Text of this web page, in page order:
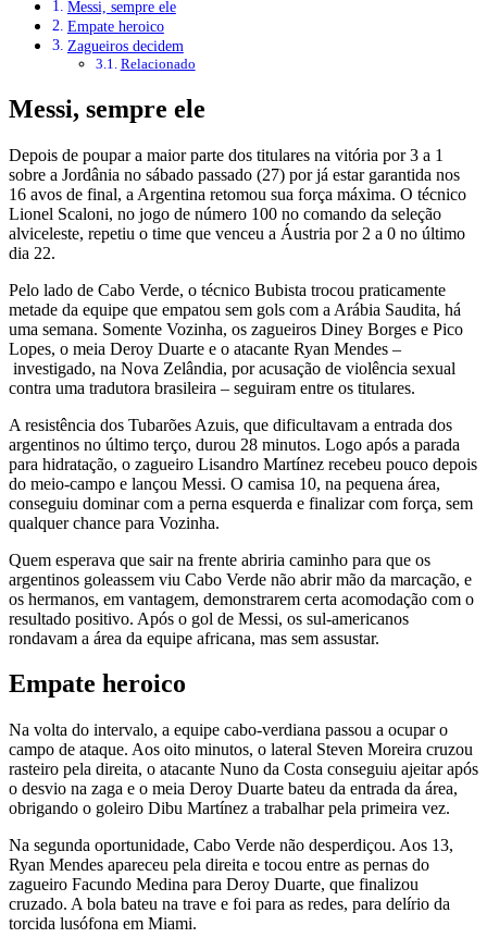
Messi, sempre ele
Empate heroico
Zagueiros decidem
Relacionado
Messi, sempre ele
Depois de poupar a maior parte dos titulares na vitória por 3 a 1
sobre a Jordânia no sábado passado (27) por já estar garantida nos
16 avos de final, a Argentina retomou sua força máxima. O técnico
Lionel Scaloni, no jogo de número 100 no comando da seleção
alviceleste, repetiu o time que venceu a Áustria por 2 a 0 no último
dia 22.
Pelo lado de Cabo Verde, o técnico Bubista trocou praticamente
metade da equipe que empatou sem gols com a Arábia Saudita, há
uma semana. Somente Vozinha, os zagueiros Diney Borges e Pico
Lopes, o meia Deroy Duarte e o atacante Ryan Mendes –
investigado, na Nova Zelândia, por acusação de violência sexual
contra uma tradutora brasileira – seguiram entre os titulares.
A resistência dos Tubarões Azuis, que dificultavam a entrada dos
argentinos no último terço, durou 28 minutos. Logo após a parada
para hidratação, o zagueiro Lisandro Martínez recebeu pouco depois
do meio-campo e lançou Messi. O camisa 10, na pequena área,
conseguiu dominar com a perna esquerda e finalizar com força, sem
qualquer chance para Vozinha.
Quem esperava que sair na frente abriria caminho para que os
argentinos goleassem viu Cabo Verde não abrir mão da marcação, e
os hermanos, em vantagem, demonstrarem certa acomodação com o
resultado positivo. Após o gol de Messi, os sul-americanos
rondavam a área da equipe africana, mas sem assustar.
Empate heroico
Na volta do intervalo, a equipe cabo-verdiana passou a ocupar o
campo de ataque. Aos oito minutos, o lateral Steven Moreira cruzou
rasteiro pela direita, o atacante Nuno da Costa conseguiu ajeitar após
o desvio na zaga e o meia Deroy Duarte bateu da entrada da área,
obrigando o goleiro Dibu Martínez a trabalhar pela primeira vez.
Na segunda oportunidade, Cabo Verde não desperdiçou. Aos 13,
Ryan Mendes apareceu pela direita e tocou entre as pernas do
zagueiro Facundo Medina para Deroy Duarte, que finalizou
cruzado. A bola bateu na trave e foi para as redes, para delírio da
torcida lusófona em Miami.